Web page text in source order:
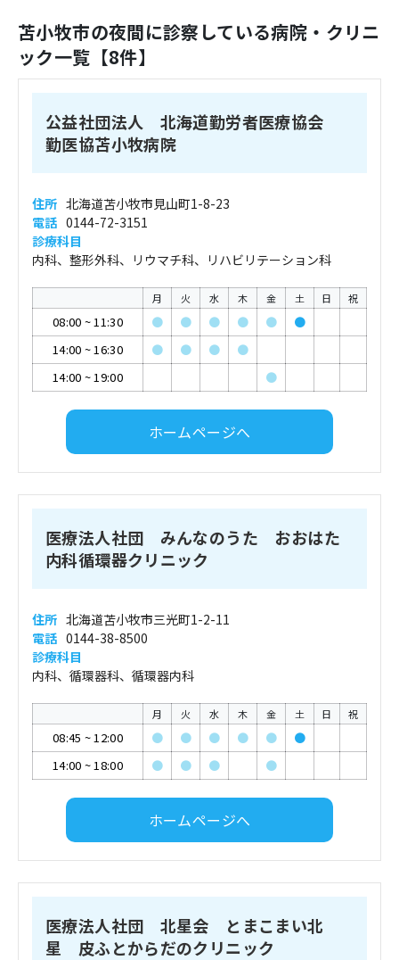
苫小牧市の夜間に診察している病院・クリニ
ック一覧【8件】
公益社団法人 北海道勤労者医療協会
勤医協苫小牧病院
住所 北海道苫小牧市見山町1-8-23
電話 0144-72-3151
診療科目
内科、整形外科、リウマチ科、リハビリテーション科
月 火 水 木 金 土 日 祝
08:00 ~11:30 ● ● ● ● ●
●
14:00 ~16:30 ● ● ●
●
14:00 ~19:00 ●
ホームページへ
医療法人社団 みんなのうた おおはた
内科循環器クリニック
住所 北海道苫小牧市三光町1-2-11
電話 0144-38-8500
診療科目
内科、循環器科、循環器内科
月 火 水 木 金 土 日 祝
08:45 ~12:00 ● ● ● ● ●
●
14:00 ~18:00 ● ● ● ●
ホームページへ
医療法人社団 北星会 とまこまい北
星 皮ふとからだのクリニック